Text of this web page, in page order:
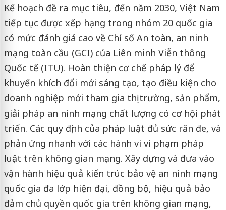
Kế hoạch đề ra mục tiêu, đến năm 2030, Việt Nam
tiếp tục được xếp hạng trong nhóm 20 quốc gia
có mức đánh giá cao về Chỉ số An toàn, an ninh
mạng toàn cầu (GCI) của Liên minh Viễn thông
Quốc tế (ITU). Hoàn thiện cơ chế pháp lý để
khuyến khích đổi mới sáng tạo, tạo điều kiện cho
doanh nghiệp mới tham gia thị trường, sản phẩm,
giải pháp an ninh mạng chất lượng có cơ hội phát
triển. Các quy định của pháp luật đủ sức răn đe, và
phản ứng nhanh với các hành vi vi phạm pháp
luật trên không gian mạng. Xây dựng và đưa vào
vận hành hiệu quả kiến trúc bảo vệ an ninh mạng
quốc gia đa lớp hiện đại, đồng bộ, hiệu quả bảo
đảm chủ quyền quốc gia trên không gian mạng,